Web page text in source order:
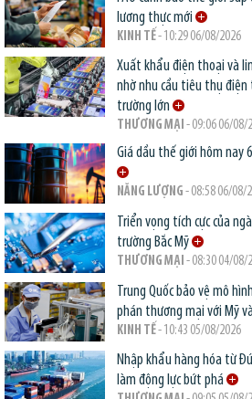
lương thực mới
KINH TẾ- 10:29 06/08/2026
Xuất khẩu điện thoại và
nhờ nhu cầu tiêu thụ
trường lớn
THƯƠNG MẠI - 09:06 06/08/
Giá dầu thế giới hôm nay
NĂNG LƯỢNG - 08:58 06/08/
Triển vọng tích cực của
trường Bắc Mỹ
THƯƠNG MẠI - 08:30 04/08/
Trung Quốc bảo vệ mô
phán thương mại với Mỹ và
KINH TẾ- 10:43 05/08/2026
Nhập khẩu hàng hóa từ
làm động lực bứt phá